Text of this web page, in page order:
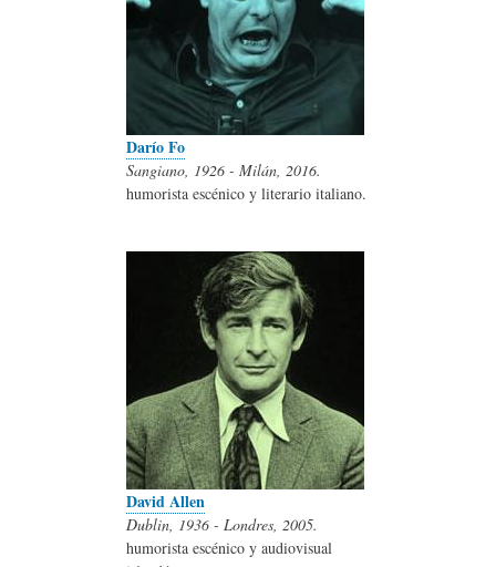
Darío Fo
Sangiano, 1926 - Milán, 2016.
humorista escénico y literario italiano.
David Allen
Dublin, 1936 - Londres, 2005.
humorista escénico y audiovisual